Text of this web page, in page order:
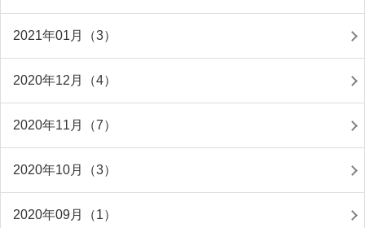
2021年01月（3）
2020年12月（4）
2020年11月（7）
2020年10月（3）
2020年09月（1）